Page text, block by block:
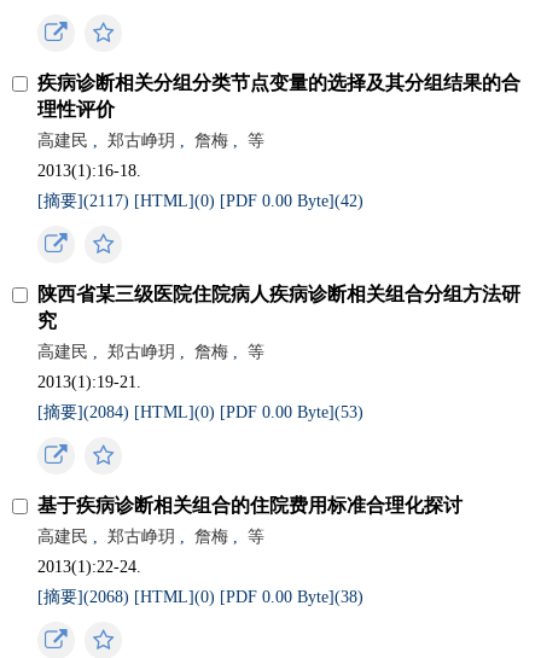
疾病诊断相关分组分类节点变量的选择及其分组结果的合
理性评价
高建民 , 郑古峥玥 , 詹梅 ,
等
2013(1):16-18.
[摘要](2117) [HTML](0) [PDF 0.00 Byte](42)
陕西省某三级医院住院病人疾病诊断相关组合分组方法研
究
高建民 , 郑古峥玥 , 詹梅 ,
等
2013(1):19-21.
[摘要](2084) [HTML](0) [PDF 0.00 Byte](53)
基于疾病诊断相关组合的住院费用标准合理化探讨
高建民 , 郑古峥玥 , 詹梅 ,
等
2013(1):22-24.
[摘要](2068) [HTML](0) [PDF 0.00 Byte](38)